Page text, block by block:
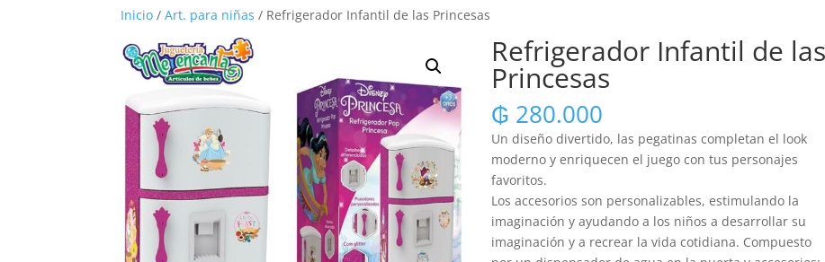
Inicio /Art. para niñas / Refrigerador Infantil de las Princesas
Refrigerador Infantil de las
Princesas
₲ 280.000
Un diseño divertido, las pegatinas completan el look
moderno y enriquecen el juego con tus personajes
favoritos.
Los accesorios son personalizables, estimulando la
imaginación y ayudando a los niños a desarrollar su
imaginación y a recrear la vida cotidiana. Compuesto